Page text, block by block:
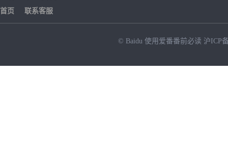
首页 联系客服
© Baidu 使用爱番番前必读 沪ICP